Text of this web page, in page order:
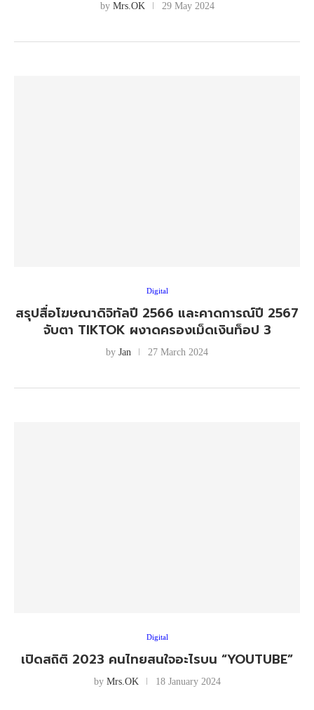
by Mrs.OK 29 May 2024
Digital
สรุปสื่อโฆษณาดิจิทัลปี 2566 และคาดการณ์ปี 2567
จับตา TIKTOK ผงาดครองเม็ดเงินท็อป 3
by Jan 27 March 2024
Digital
เปิดสถิติ 2023 คนไทยสนใจอะไรบน “YOUTUBE”
by Mrs.OK 18 January 2024